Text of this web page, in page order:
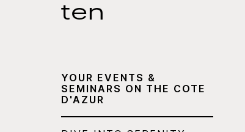
ten
YOUR EVENTS &
SEMINARS ON THE COTE
D'AZUR